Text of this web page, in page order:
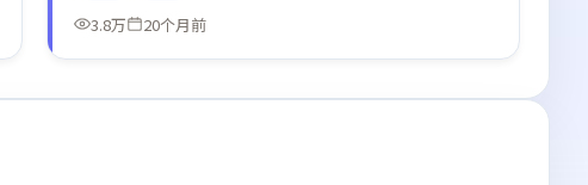
3.8万
20个月前